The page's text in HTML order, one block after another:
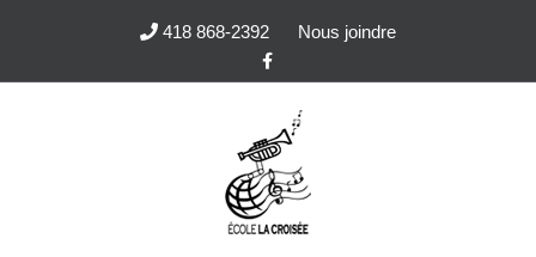
418 868-2392
Nous joindre
c
o
o
k